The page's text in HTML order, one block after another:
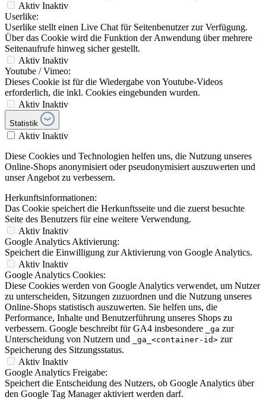
Aktiv Inaktiv
Userlike:
Userlike stellt einen Live Chat für Seitenbenutzer zur Verfügung.
Über das Cookie wird die Funktion der Anwendung über mehrere
Seitenaufrufe hinweg sicher gestellt.
Aktiv Inaktiv
Youtube / Vimeo:
Dieses Cookie ist für die Wiedergabe von Youtube-Videos
erforderlich, die inkl. Cookies eingebunden wurden.
Aktiv Inaktiv
Statistik
Aktiv Inaktiv
Diese Cookies und Technologien helfen uns, die Nutzung unseres
Online-Shops anonymisiert oder pseudonymisiert auszuwerten und
unser Angebot zu verbessern.
Herkunftsinformationen:
Das Cookie speichert die Herkunftsseite und die zuerst besuchte
Seite des Benutzers für eine weitere Verwendung.
Aktiv Inaktiv
Google Analytics Aktivierung:
Speichert die Einwilligung zur Aktivierung von Google Analytics.
Aktiv Inaktiv
Google Analytics Cookies:
Diese Cookies werden von Google Analytics verwendet, um Nutzer
zu unterscheiden, Sitzungen zuzuordnen und die Nutzung unseres
Online-Shops statistisch auszuwerten. Sie helfen uns, die
Performance, Inhalte und Benutzerführung unseres Shops zu
verbessern. Google beschreibt für GA4 insbesondere
_ga zur
Unterscheidung von Nutzern und
_ga_<container-id> zur
Speicherung des Sitzungsstatus.
Aktiv Inaktiv
Google Analytics Freigabe:
Speichert die Entscheidung des Nutzers, ob Google Analytics über
den Google Tag Manager aktiviert werden darf.